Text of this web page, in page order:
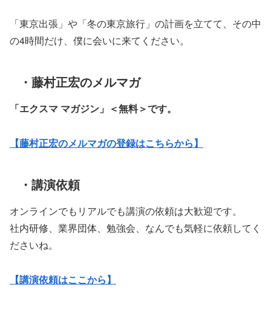
「東京出張」や「冬の東京旅行」の計画を立てて、その中
の4時間だけ、僕に会いに来てください。
・藤村正宏のメルマガ
「エクスマ マガジン」 ＜無料＞です。
【藤村正宏のメルマガの登録はこちらから】
・講演依頼
オンラインでもリアルでも講演の依頼は大歓迎です。
社内研修、業界団体、勉強会、なんでも気軽に依頼してく
ださいね。
【講演依頼はここから】